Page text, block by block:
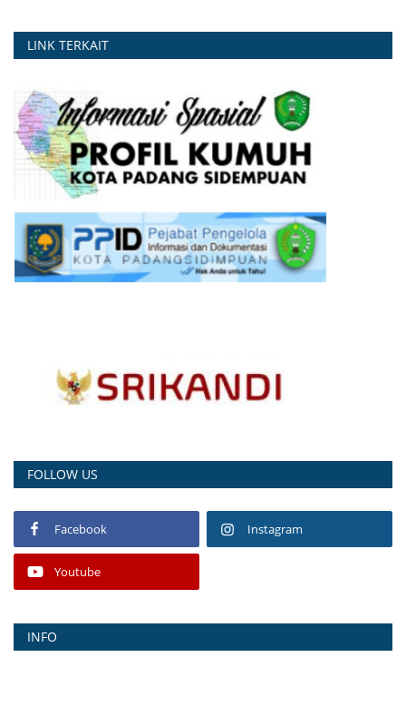
LINK TERKAIT
FOLLOW US
Facebook Instagram
Youtube
INFO